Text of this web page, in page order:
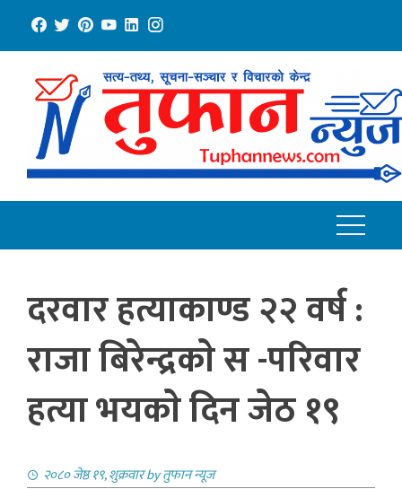
content
दरवार हत्याकाण्ड २२ वर्ष :
राजा बिरेन्द्रकाे स -परिवार
हत्या भयकाे दिन जेठ १९
२०८० जेष्ठ १९, शुक्रवारbyतुफान न्यूज